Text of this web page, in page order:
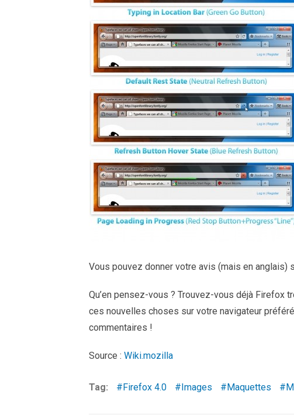
Vous pouvez donner votre avis (mais en anglais)
Qu’en pensez-vous ? Trouvez-vous déjà Firefox
ces nouvelles choses sur votre navigateur
commentaires !
Source : Wiki.mozilla
Tag: Firefox 4.0 Images Maquettes